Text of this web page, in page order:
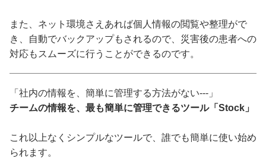
また、ネット環境さえあれば個人情報の閲覧や整理がで
き、自動でバックアップもされるので、災害後の患者への
対応もスムーズに行うことができるのです。
「社内の情報を、簡単に管理する方法がない---」
チームの情報を、最も簡単に管理できるツール「Stock」
これ以上なくシンプルなツールで、誰でも簡単に使い始め
られます。